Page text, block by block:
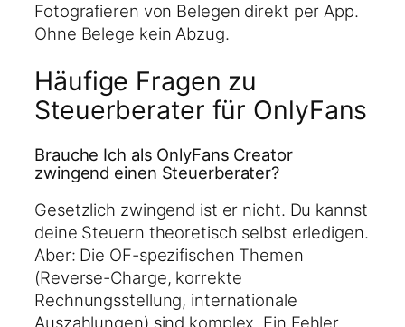
Fotografieren von Belegen direkt per App.
Ohne Belege kein Abzug.
Häufige Fragen zu
Steuerberater für OnlyFans
Brauche Ich als OnlyFans Creator
zwingend einen Steuerberater?
Gesetzlich zwingend ist er nicht. Du kannst
deine Steuern theoretisch selbst erledigen.
Aber: Die OF-spezifischen Themen
(Reverse-Charge, korrekte
Rechnungsstellung, internationale
Auszahlungen) sind komplex. Ein Fehler